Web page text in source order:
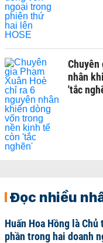
Chuyên
nhân
'tắc
Đọc nhiều
Huấn Hoa Hồng là
phần trong hai doanh